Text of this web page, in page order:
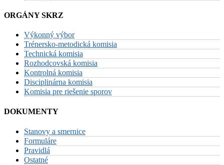
ORGÁNY SKRZ
Výkonný výbor
Trénersko-metodická komisia
Technická komisia
Rozhodcovská komisia
Kontrolná komisia
Disciplinárna komisia
Komisia pre riešenie sporov
DOKUMENTY
Stanovy a smernice
Formuláre
Pravidlá
Ostatné